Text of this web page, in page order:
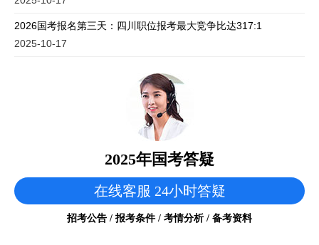
2026国考报名第三天：四川职位报考最大竞争比达317:1
2025-10-17
2025年国考答疑
在线客服 24小时答疑
招考公告 / 报考条件 / 考情分析 / 备考资料